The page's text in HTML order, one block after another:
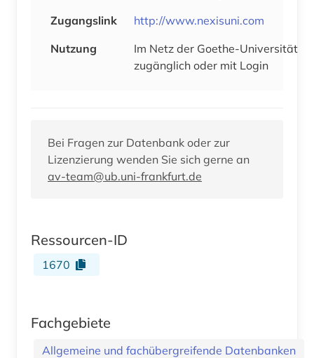
Zugangslink
http://www.nexisuni.com
Nutzung
Im Netz der Goethe-Universität
zugänglich oder mit Login
Bei Fragen zur Datenbank oder zur
Lizenzierung wenden Sie sich gerne an
av-team@ub.uni-frankfurt.de
Ressourcen-ID
1670
Fachgebiete
Allgemeine und fachübergreifende Datenbanken